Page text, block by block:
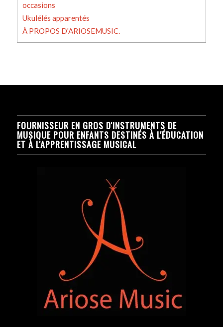
occasions
Ukulélés apparentés
À PROPOS D'ARIOSEMUSIC.
FOURNISSEUR EN GROS D'INSTRUMENTS DE
MUSIQUE POUR ENFANTS DESTINÉS À L'ÉDUCATION
ET À L'APPRENTISSAGE MUSICAL